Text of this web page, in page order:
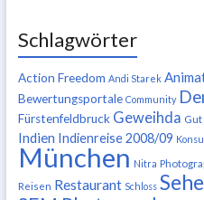
Schlagwörter
Action Freedom Andi Starek
Bewertungsportale Community
Fürstenfeldbruck Geweihda
Indien Indienreise 2008/09
München Nitra
Reisen Restaurant Schloss